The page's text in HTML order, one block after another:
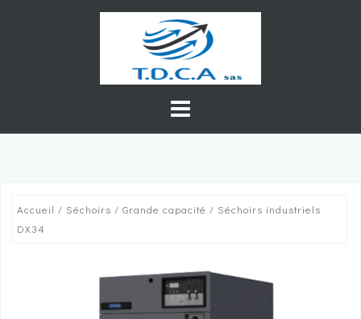
Accueil / Séchoirs / Grande capacité / Séchoirs industriels
DX34